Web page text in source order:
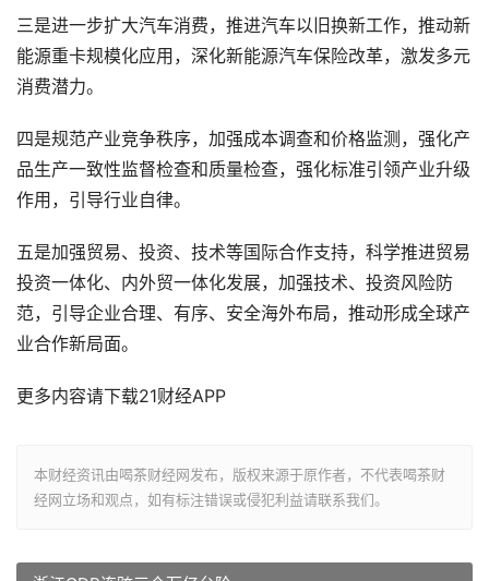
三是进一步扩大汽车消费，推进汽车以旧换新工作，推动新
能源重卡规模化应用，深化新能源汽车保险改革，激发多元
消费潜力。
四是规范产业竞争秩序，加强成本调查和价格监测，强化产
品生产一致性监督检查和质量检查，强化标准引领产业升级
作用，引导行业自律。
五是加强贸易、投资、技术等国际合作支持，科学推进贸易
投资一体化、内外贸一体化发展，加强技术、投资风险防
范，引导企业合理、有序、安全海外布局，推动形成全球产
业合作新局面。
更多内容请下载21财经APP
本财经资讯由喝茶财经网发布，版权来源于原作者，不代表喝茶财
经网立场和观点，如有标注错误或侵犯利益请联系我们。